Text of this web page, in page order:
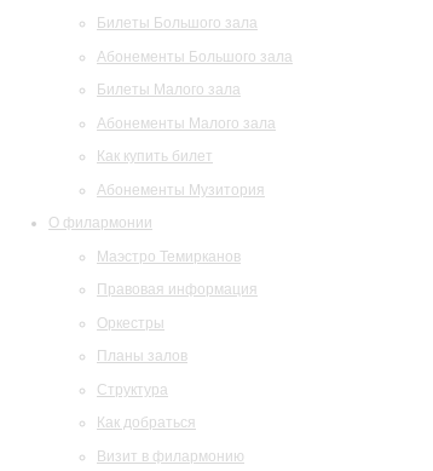
Билеты Большого зала
Абонементы Большого зала
Билеты Малого зала
Абонементы Малого зала
Как купить билет
Абонементы Музитория
О филармонии
Маэстро Темирканов
Правовая информация
Оркестры
Планы залов
Структура
Как добраться
Визит в филармонию